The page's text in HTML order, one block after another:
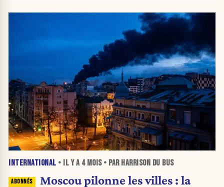
INTERNATIONAL • IL Y A 4 MOIS• PAR HARRISON DU BUS
Moscou pilonne les villes : la